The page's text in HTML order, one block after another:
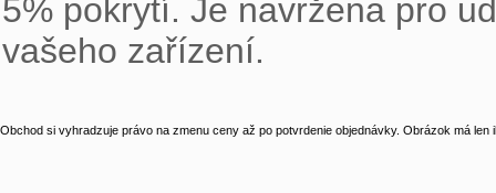
5% pokrytí. Je navržena pro
vašeho zařízení.
Obchod si vyhradzuje právo na zmenu ceny až po potvrdenie objednávky. Obrázok má len